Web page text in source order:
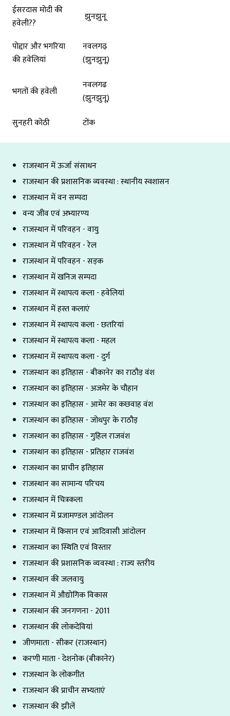
राजस्थान में ऊर्जा संसाधन
राजस्थान की प्रशासनिक व्यवस्था : स्थानीय स्वशासन
राजस्थान में वन सम्पदा
वन्य जीव एवं अभ्यारण्य
राजस्थान में परिवहन - वायु
राजस्थान में परिवहन - रेल
राजस्थान में परिवहन - सड़क
राजस्थान में खनिज सम्पदा
राजस्थान में स्थापत्य कला - हवेलियां
राजस्थान में हस्त कलाएं
राजस्थान में स्थापत्य कला - छतरियां
राजस्थान में स्थापत्य कला - महल
राजस्थान में स्थापत्य कला - दुर्ग
राजस्थान का इतिहास - बीकानेर का राठौड़ वंश
राजस्थान का इतिहास - अजमेर के चौहान
राजस्थान का इतिहास - आमेर का कछवाह वंश
राजस्थान का इतिहास - जोधपुर के राठौड़
राजस्थान का इतिहास - गुहिल राजवंश
राजस्थान का इतिहास - प्रतिहार राजवंश
राजस्थान का प्राचीन इतिहास
राजस्थान का सामान्य परिचय
राजस्थान में चित्रकला
राजस्थान में प्रजामण्डल आंदोलन
राजस्थान में किसान एवं आदिवासी आंदोलन
राजस्थान का स्थिति एवं विस्तार
राजस्थान की प्रशासनिक व्यवस्था : राज्य स्तरीय
राजस्थान की जलवायु
राजस्थान में औद्योगिक विकास
राजस्थान की जनगणना - 2011
राजस्थान की लोकदेवियां
जीणमाता - सीकर (राजस्थान)
करणी माता - देशनोक (बीकानेर)
राजस्थान के लोकगीत
राजस्थान की प्राचीन सभ्यताएं
राजस्थान की झीलें
ईसरदास मोदी की
हवेली??
झुनझुनू
पोद्दार और भगरिया
की हवेलियां
नवलगढ़
(झुनझुनू)
भगतों की हवेली
नवलगढ
(झुनझुनू)
सुनहरी कोठी
टोंक